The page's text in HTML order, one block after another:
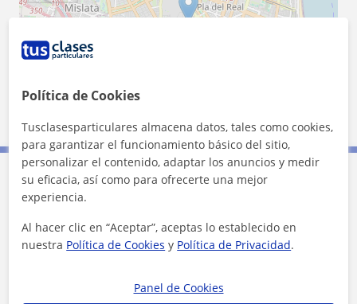
| © OpenStreetMap contributors
Contacta con Elodie
Tarifa 20€/h
Política de Cookies
Tusclasesparticulares almacena datos, tales como cookies,
para garantizar el funcionamiento básico del sitio,
personalizar el contenido, adaptar los anuncios y medir
su eficacia, así como para ofrecerte una mejor
experiencia.
Al hacer clic en “Aceptar”, aceptas lo establecido en
nuestra Política de Cookies y Política de Privacidad.
Panel de Cookies